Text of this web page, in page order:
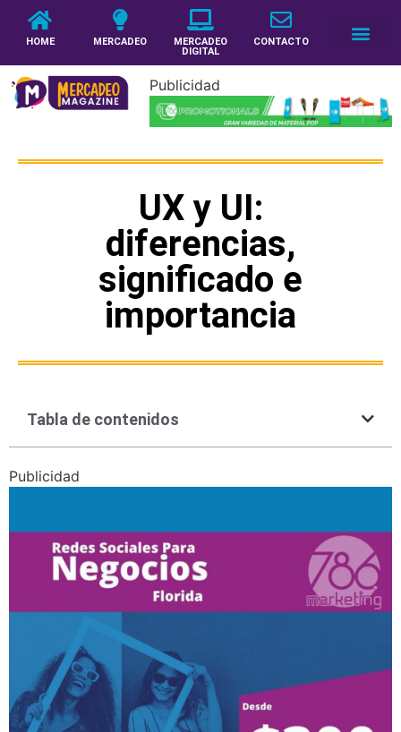
HOME MERCADEO
MERCADEO
DIGITAL
CONTACTO
Publicidad
UX y UI:
diferencias,
significado e
importancia
Tabla de contenidos
Publicidad